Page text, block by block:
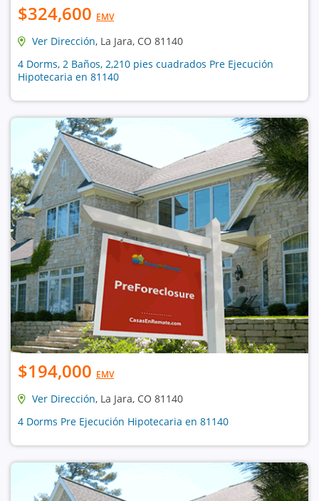
$324,600 EMV
Ver Dirección, La Jara, CO 81140
4 Dorms, 2 Baños, 2,210 pies cuadrados Pre Ejecución
Hipotecaria en 81140
$194,000 EMV
Ver Dirección, La Jara, CO 81140
4 Dorms Pre Ejecución Hipotecaria en 81140